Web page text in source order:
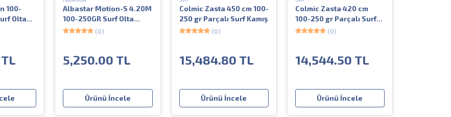
100-
Olta
Albastar Motion-S 4.20M
100-250GR Surf Olta
Kamışı
(0)
5,250.00 TL
Ürünü İncele
Colmic Zasta 450 cm 100-
250 gr Parçalı Surf Kamış
(0)
15,484.80 TL
Ürünü İncele
Colmic Zasta 420 cm
100-250 gr Parçalı Surf
Kamış
(0)
14,544.50 TL
Ürünü İncele